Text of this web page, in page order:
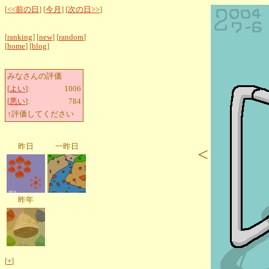
[<<前の日 ] [今月 ] [次の日>>]
[ranking] [new] [random]
[home] [blog]
みなさんの評価
[よい]:
1006
[悪い]:
784
↑評価してください
昨日 一昨日
昨年
[+]
<